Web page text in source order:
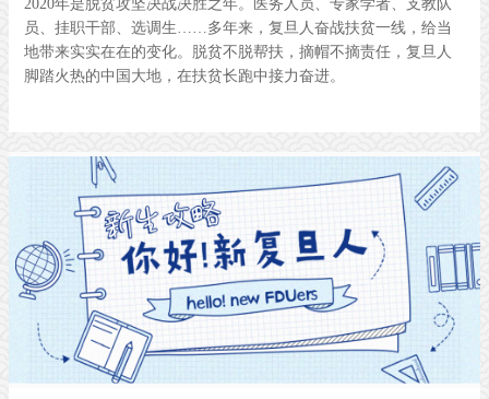
2020年是脱贫攻坚决战决胜之年。医务人员、专家学者、支教队
员、挂职干部、选调生……多年来，复旦人奋战扶贫一线，给当
地带来实实在在的变化。脱贫不脱帮扶，摘帽不摘责任，复旦人
脚踏火热的中国大地，在扶贫长跑中接力奋进。